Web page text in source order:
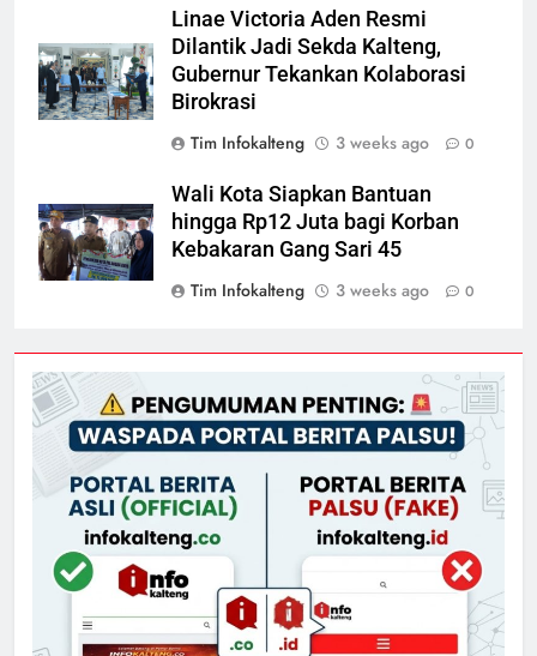
Linae Victoria Aden Resmi
Dilantik Jadi Sekda Kalteng,
Gubernur Tekankan Kolaborasi
Birokrasi
Tim Infokalteng
3 weeks ago 0
Wali Kota Siapkan Bantuan
hingga Rp12 Juta bagi Korban
Kebakaran Gang Sari 45
Tim Infokalteng
3 weeks ago 0